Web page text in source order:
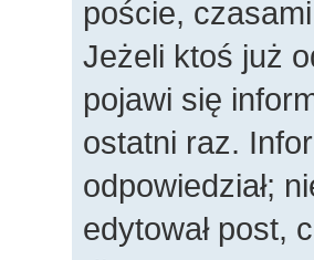
poście,
Jeżeli ktoś już
pojawi się
ostatni raz.
odpowiedział;
edytował post,